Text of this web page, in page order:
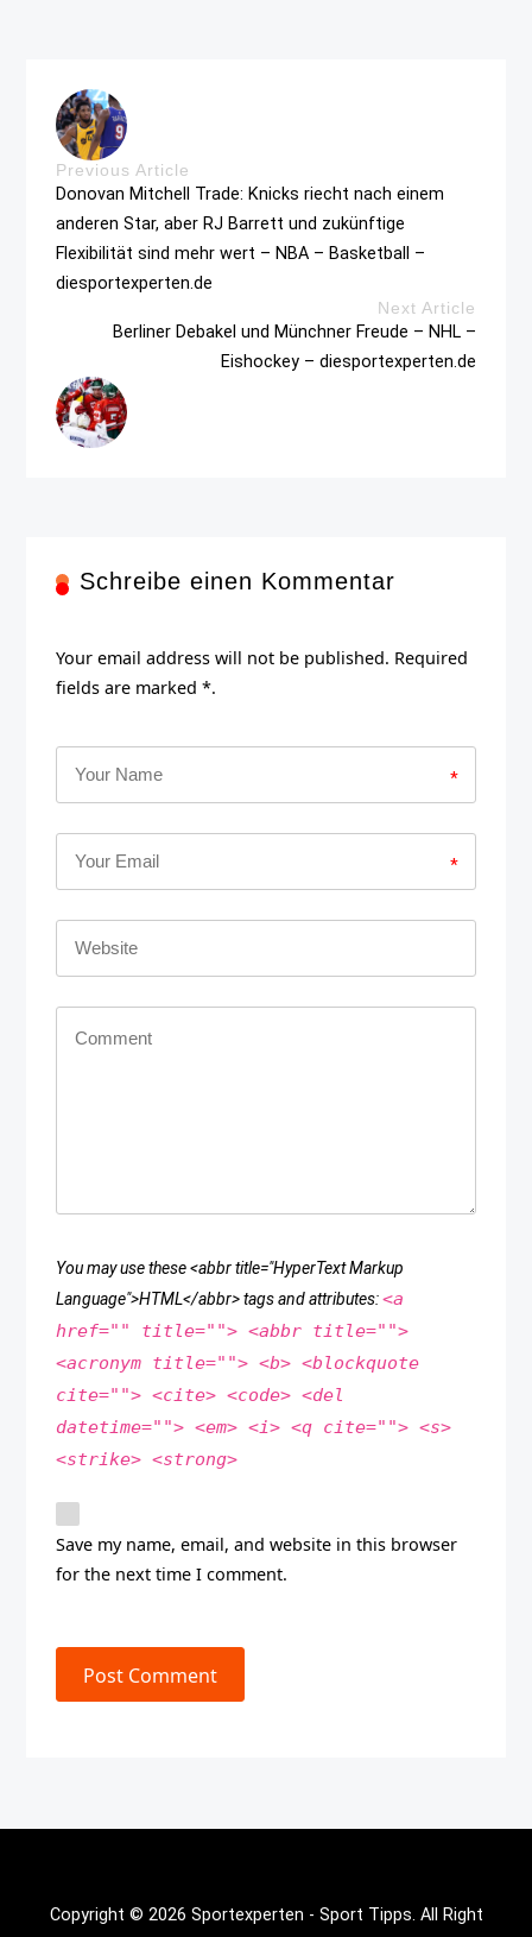
Previous Article
Donovan Mitchell Trade: Knicks riecht nach einem
anderen Star, aber RJ Barrett und zukünftige
Flexibilität sind mehr wert – NBA – Basketball –
diesportexperten.de
Next Article
Berliner Debakel und Münchner Freude – NHL –
Eishockey – diesportexperten.de
Schreibe einen Kommentar
Your email address will not be published. Required
fields are marked *.
*
*
You may use these <abbr title="HyperText Markup
Language">HTML</abbr> tags and attributes:<a
href="" title=""> <abbr title="">
<acronym title=""> <b> <blockquote
cite=""> <cite> <code> <del
datetime=""> <em> <i> <q cite=""> <s>
<strike> <strong>
Save my name, email, and website in this browser
for the next time I comment.
Post Comment
Copyright © 2026 Sportexperten - Sport Tipps. All Right